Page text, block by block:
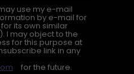
may use my e-mail
by e-mail for
its own similar
I may object to the
for this purpose at
link in any
for the future.